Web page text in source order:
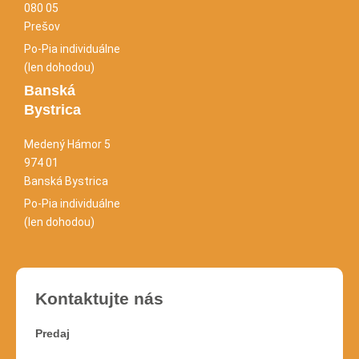
080 05
Prešov
Po-Pia individuálne
(len dohodou)
Banská
Bystrica
Medený Hámor 5
974 01
Banská Bystrica
Po-Pia individuálne
(len dohodou)
Kontaktujte nás
Predaj